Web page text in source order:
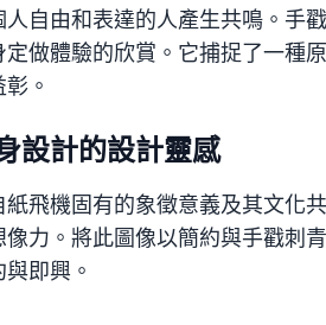
自由和表達的人產生共鳴。手
做體驗的欣賞。它捕捉了一種
。
設計的設計靈感
飛機固有的象徵意義及其文化
力。將此圖像以簡約與手戳刺
即興。